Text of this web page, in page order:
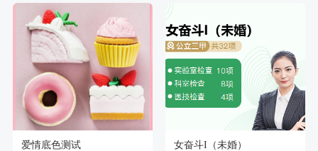
爱情底色测试 女奋斗I（未婚）